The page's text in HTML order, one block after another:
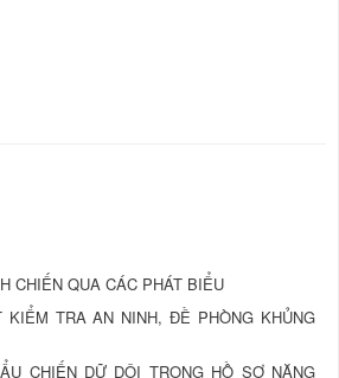
CHIẾN QUA CÁC PHÁT BIỂU
KIỂM TRA AN NINH, ĐỀ PHÒNG KHỦNG
CHIẾN DỮ DỘI TRONG HỒ SƠ NĂNG